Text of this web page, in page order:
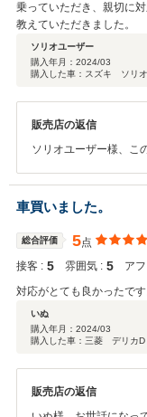
乗っていただき、親切に
教えていただきました。
ソリオユーザー
購入年月： 2024/03
購入した車：スズキ ソリ
販売店の返信
ソリオユーザー様、こ
テナンスサポートのお
す。毎月の無料の洗車
ンテナンスもお任せく
ありがとうございまし
車買いました。
総合評価 5点
接客 : 5 雰囲気 : 5 ア
対応がとても良かったです
いぬ
購入年月： 2024/03
購入した車：三菱 デリカ
販売店の返信